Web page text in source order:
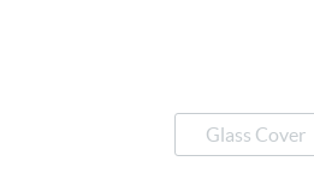
Glass Cover